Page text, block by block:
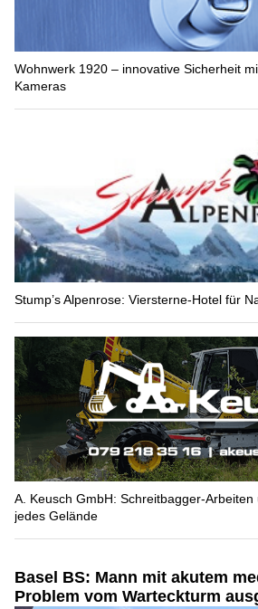
Wohnwerk 1920 – innovative Sicherheit
Kameras
Stump’s Alpenrose: Viersterne-Hotel für
A. Keusch GmbH: Schreitbagger-
jedes Gelände
Basel BS: Mann mit akutem
Problem vom Warteckturm